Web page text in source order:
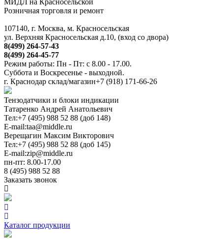
МИДЛ на Красносельской
Розничная торговля и ремонт
107140, г. Москва, м. Красносельская
ул. Верхняя Красносельская д.10, (вход со двора)
8(499) 264-57-43
8(499) 264-45-77
Режим работы: Пн - Пт: с 8.00 - 17.00.
Суббота и Воскресенье - выходной.
г. Краснодар склад/магазин+7 (918) 171-66-26
Тензодатчики и блоки индикации
Татаренко Андрей Анатольевич
Тел:+7 (495) 988 52 88 (доб 148)
E-mail:taa@middle.ru
Верещагин Максим Викторович
Тел:+7 (495) 988 52 88 (доб 145)
E-mail:zip@middle.ru
пн-пт: 8.00-17.00
8 (495) 988 52 88
Заказать звонок
Каталог продукции